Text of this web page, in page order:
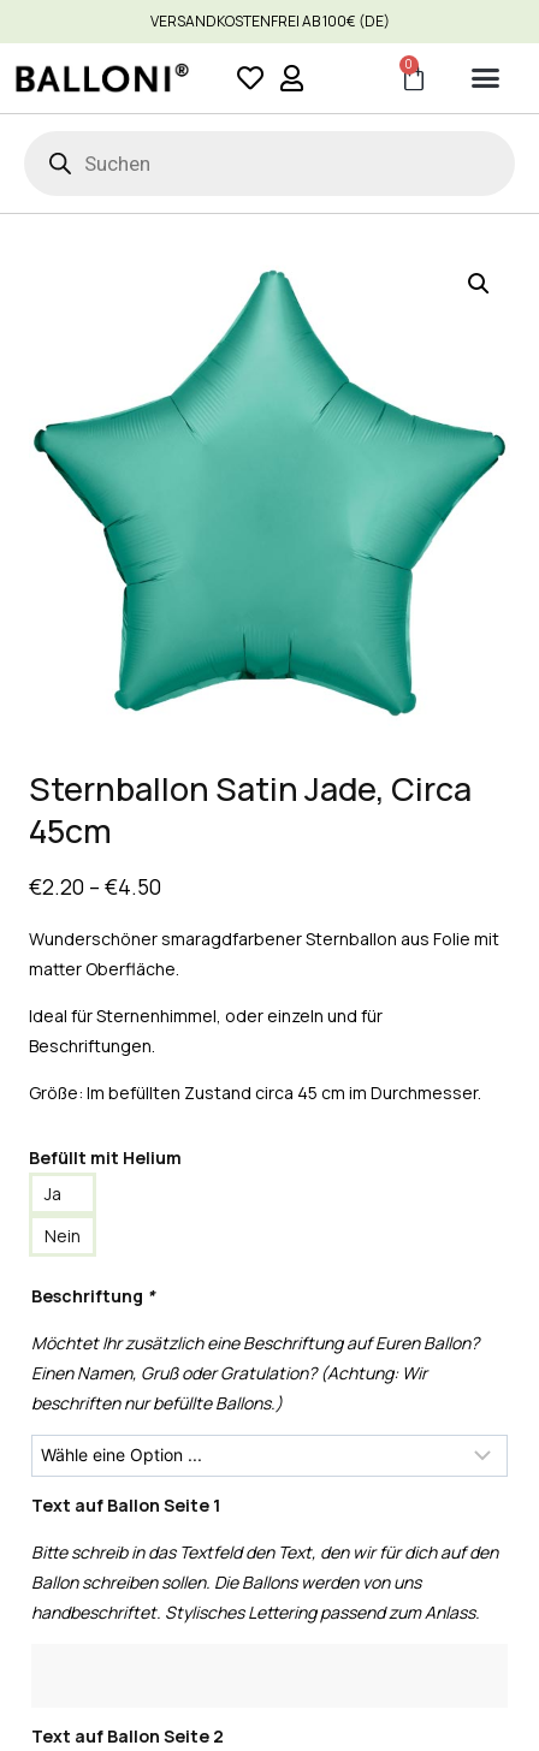
VERSANDKOSTENFREI AB 100€ (DE)
0
Sternballon Satin Jade, Circa
45cm
€2.20 – €4.50
Wunderschöner smaragdfarbener Sternballon aus Folie mit
matter Oberfläche.
Ideal für Sternenhimmel, oder einzeln und für
Beschriftungen.
Größe: Im befüllten Zustand circa 45 cm im Durchmesser.
Befüllt mit Helium
Ja
Nein
Beschriftung *
Möchtet Ihr zusätzlich eine Beschriftung auf Euren Ballon?
Einen Namen, Gruß oder Gratulation? (Achtung: Wir
beschriften nur befüllte Ballons.)
Text auf Ballon Seite 1
Bitte schreib in das Textfeld den Text, den wir für dich auf den
Ballon schreiben sollen. Die Ballons werden von uns
handbeschriftet. Stylisches Lettering passend zum Anlass.
Text auf Ballon Seite 2